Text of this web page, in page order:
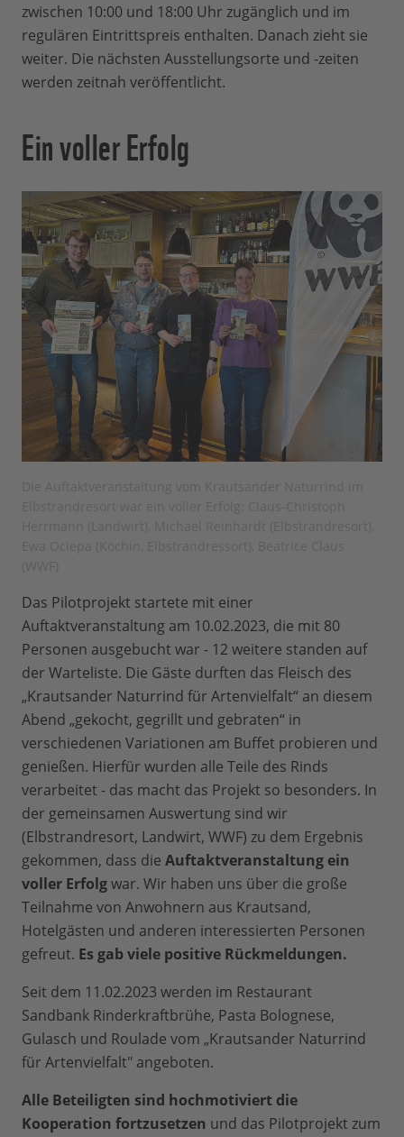
zwischen 10:00 und 18:00 Uhr zugänglich und im
regulären Eintrittspreis enthalten. Danach zieht sie
weiter. Die nächsten Ausstellungsorte und -zeiten
werden zeitnah veröffentlicht.
Ein voller Erfolg
Das Pilotprojekt startete mit einer
Auftaktveranstaltung am 10.02.2023, die mit 80
Personen ausgebucht war - 12 weitere standen auf
der Warteliste. Die Gäste durften das Fleisch des
„Krautsander Naturrind für Artenvielfalt“ an diesem
Abend „gekocht, gegrillt und gebraten“ in
verschiedenen Variationen am Buffet probieren und
genießen. Hierfür wurden alle Teile des Rinds
verarbeitet - das macht das Projekt so besonders. In
der gemeinsamen Auswertung sind wir
(Elbstrandresort, Landwirt, WWF) zu dem Ergebnis
gekommen, dass die Auftaktveranstaltung ein
voller Erfolgwar. Wir haben uns über die große
Teilnahme von Anwohnern aus Krautsand,
Hotelgästen und anderen interessierten Personen
gefreut. Es gab viele positive Rückmeldungen.
Seit dem 11.02.2023 werden im Restaurant
Sandbank Rinderkraftbrühe, Pasta Bolognese,
Gulasch und Roulade vom „Krautsander Naturrind
für Artenvielfalt" angeboten.
Alle Beteiligten sind hochmotiviert die
Kooperation fortzusetzen und das Pilotprojekt zum